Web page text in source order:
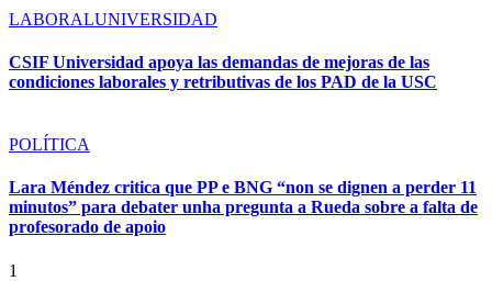
LABORALUNIVERSIDAD
CSIF Universidad apoya las demandas de mejoras de las
condiciones laborales y retributivas de los PAD de la USC
POLÍTICA
Lara Méndez critica que PP e BNG “non se dignen a perder 11
minutos” para debater unha pregunta a Rueda sobre a falta de
profesorado de apoio
1